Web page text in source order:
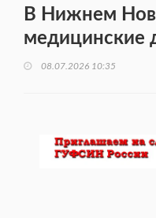
В Нижнем
медицинские
08.07.2026 10:35